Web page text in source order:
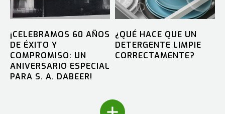
¡CELEBRAMOS 60 AÑOS
DE ÉXITO Y
COMPROMISO: UN
ANIVERSARIO ESPECIAL
PARA S. A. DABEER!
¿QUÉ HACE QUE UN
DETERGENTE LIMPIE
CORRECTAMENTE?